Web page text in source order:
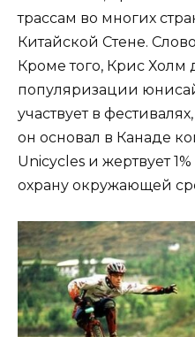
трассам во многих
Китайской Стене.
Кроме того, Крис Холм
популяризации
участвует в
он основал в Канаде
Unicycles и жертвует
охрану окружающей